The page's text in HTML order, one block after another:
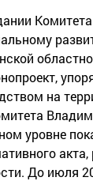
на
уровне
До июля